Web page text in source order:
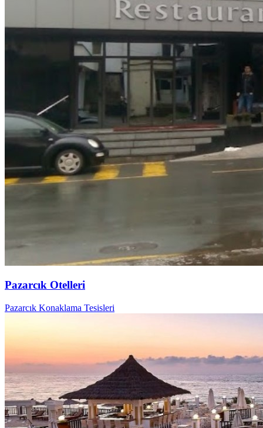
Pazarcık Otelleri
Pazarcık Konaklama Tesisleri